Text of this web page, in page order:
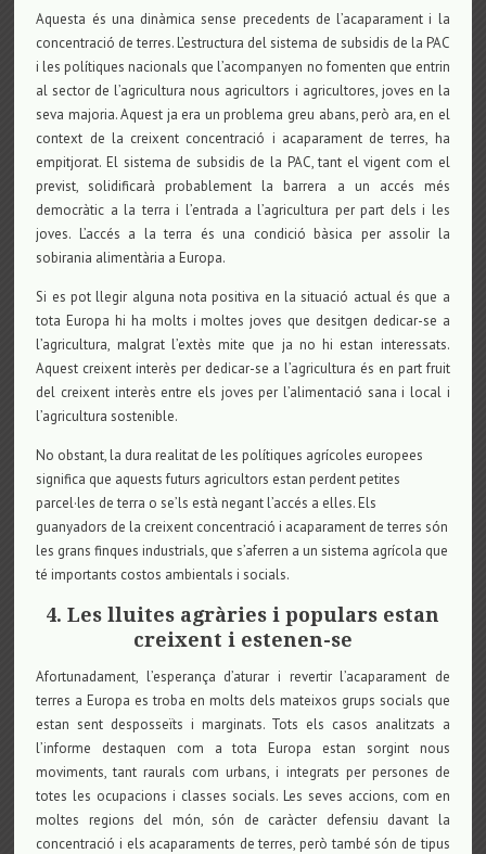
Aquesta és una dinàmica sense precedents de l’acaparament i la
concentració de terres. L’estructura del sistema de subsidis de la PAC
i les polítiques nacionals que l’acompanyen no fomenten que entrin
al sector de l’agricultura nous agricultors i agricultores, joves en la
seva majoria. Aquest ja era un problema greu abans, però ara, en el
context de la creixent concentració i acaparament de terres, ha
empitjorat. El sistema de subsidis de la PAC, tant el vigent com el
previst, solidificarà probablement la barrera a un accés més
democràtic a la terra i l’entrada a l’agricultura per part dels i les
joves. L’accés a la terra és una condició bàsica per assolir la
sobirania alimentària a Europa.
Si es pot llegir alguna nota positiva en la situació actual és que a
tota Europa hi ha molts i moltes joves que desitgen dedicar-se a
l’agricultura, malgrat l’extès mite que ja no hi estan interessats.
Aquest creixent interès per dedicar-se a l’agricultura és en part fruit
del creixent interès entre els joves per l’alimentació sana i local i
l’agricultura sostenible.
No obstant, la dura realitat de les polítiques agrícoles europees
significa que aquests futurs agricultors estan perdent petites
parcel·les de terra o se’ls està negant l’accés a elles. Els
guanyadors de la creixent concentració i acaparament de terres són
les grans finques industrials, que s’aferren a un sistema agrícola que
té importants costos ambientals i socials.
4. Les lluites agràries i populars estan
creixent i estenen-se
Afortunadament, l’esperança d’aturar i revertir l’acaparament de
terres a Europa es troba en molts dels mateixos grups socials que
estan sent desposseïts i marginats. Tots els casos analitzats a
l’informe destaquen com a tota Europa estan sorgint nous
moviments, tant raurals com urbans, i integrats per persones de
totes les ocupacions i classes socials. Les seves accions, com en
moltes regions del món, són de caràcter defensiu davant la
concentració i els acaparaments de terres, però també són de tipus